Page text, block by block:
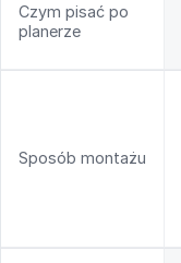
Czym pisać po
planerze
Sposób montażu